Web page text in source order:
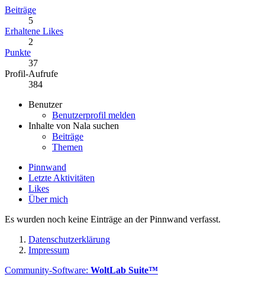
Beiträge
5
Erhaltene Likes
2
Punkte
37
Profil-Aufrufe
384
Benutzer
Benutzerprofil melden
Inhalte von Nala suchen
Beiträge
Themen
Pinnwand
Letzte Aktivitäten
Likes
Über mich
Es wurden noch keine Einträge an der Pinnwand verfasst.
Datenschutzerklärung
Impressum
Community-Software: WoltLab Suite™